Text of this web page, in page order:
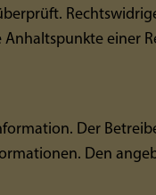
einer
Der
Den